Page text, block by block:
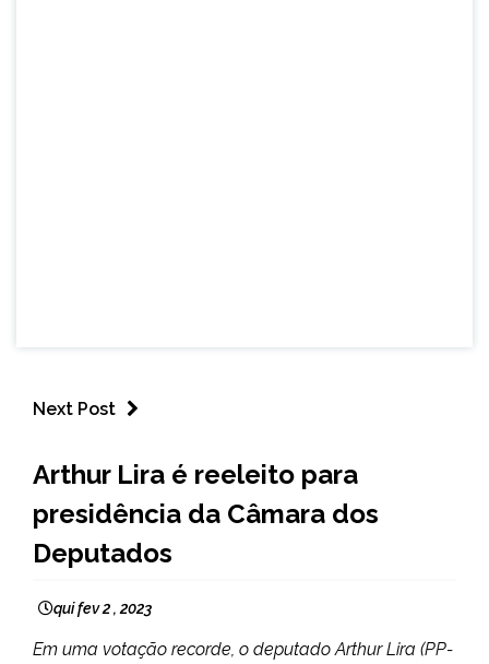
Next Post
NOTÍCIAS
Arthur Lira é reeleito para
presidência da Câmara dos
Deputados
qui fev 2 , 2023
Em uma votação recorde, o deputado Arthur Lira (PP-